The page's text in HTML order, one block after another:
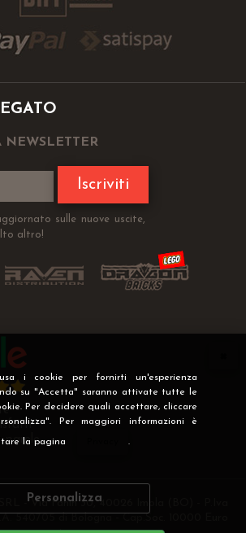
i cookie per fornirti un'esperienza
su "Accetta" saranno attivate tutte le
Per decidere quali accettare, cliccare
Per maggiori informazioni è
la pagina .
Personalizza
NEWSLETTER
Iscriviti
sulle nuove uscite,
altro!
parole
- Via Fanin 30, 40026 Imola (BO) - P.Iva